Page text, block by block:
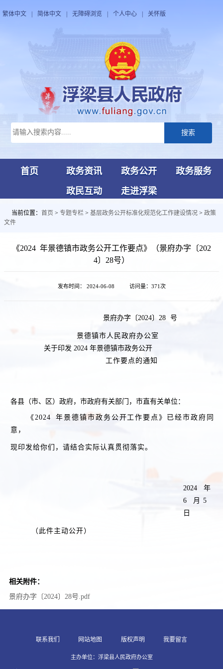
繁体中文 简体中文 无障碍浏览 个人中心 关怀版
搜索
首页 政务资讯 政务公开
政务服务
政民互动
走进浮梁
当前位置： 首页 > 专题专栏 > 基层政务公开标准化规范化工作建设情况 > 政策
文件
《2024 年景德镇市政务公开工作要点》（景府办字〔202
4〕28号）
发布时间： 2024-06-08 访问量： 371次
景府办字〔2024〕 28 号
景德镇市人民政府办公室
关于印发 2024 年景德镇市政务公开
工作要点的通知
各县（市、区）政府，市政府有关部门，市直有关单位：
《 2024
年景德镇市政务公开工作要点》已经市政府同
意，
现印发给你们，请结合实际认真贯彻落实。
2024
年
6
月
5
日
（此件主动公开）
相关附件：
景府办字〔2024〕28号.pdf
联系我们 网站地图 版权声明 我要留言
主办单位：浮梁县人民政府办公室